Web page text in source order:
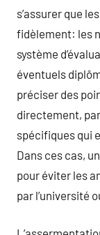
s’assurer que
fidèlement: les
système
éventuels
préciser des
directement,
spécifiques qui
Dans ces cas,
pour éviter les
par l’université